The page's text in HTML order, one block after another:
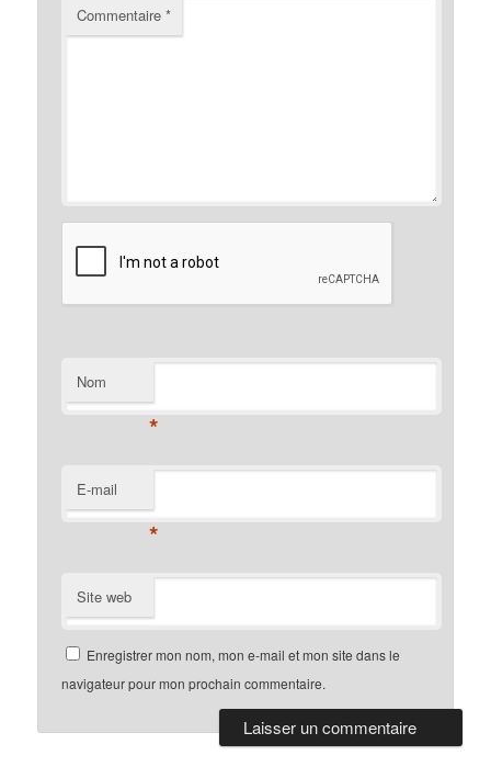
Commentaire*
Nom
*
E-mail
*
Site web
Enregistrer mon nom, mon e-mail et mon site dans le
navigateur pour mon prochain commentaire.